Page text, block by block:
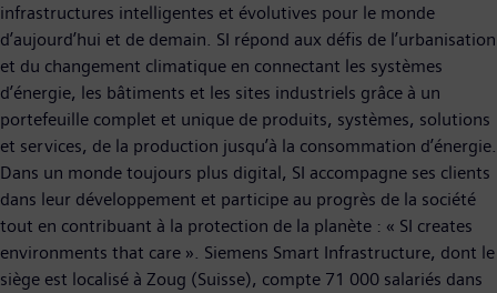
infrastructures intelligentes et évolutives pour le monde
d’aujourd’hui et de demain. SI répond aux défis de l’urbanisation
et du changement climatique en connectant les systèmes
d’énergie, les bâtiments et les sites industriels grâce à un
portefeuille complet et unique de produits, systèmes, solutions
et services, de la production jusqu’à la consommation d’énergie.
Dans un monde toujours plus digital, SI accompagne ses clients
dans leur développement et participe au progrès de la société
tout en contribuant à la protection de la planète : « SI creates
environments that care ». Siemens Smart Infrastructure, dont le
siège est localisé à Zoug (Suisse), compte 71 000 salariés dans